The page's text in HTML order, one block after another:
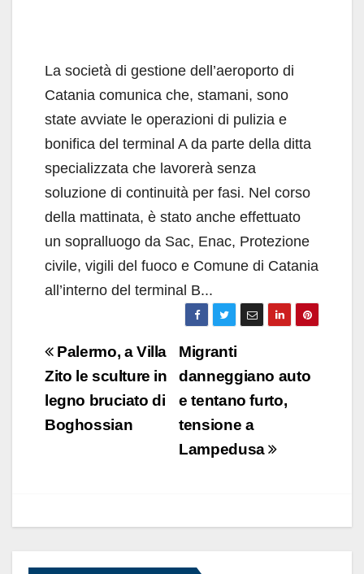
La società di gestione dell’aeroporto di
Catania comunica che, stamani, sono
state avviate le operazioni di pulizia e
bonifica del terminal A da parte della ditta
specializzata che lavorerà senza
soluzione di continuità per fasi. Nel corso
della mattinata, è stato anche effettuato
un sopralluogo da Sac, Enac, Protezione
civile, vigili del fuoco e Comune di Catania
all’interno del terminal B...
Navigazione
articoli
Migranti
danneggiano auto
e tentano furto,
tensione a
Lampedusa
Palermo, a Villa
Zito le sculture in
legno bruciato di
Boghossian